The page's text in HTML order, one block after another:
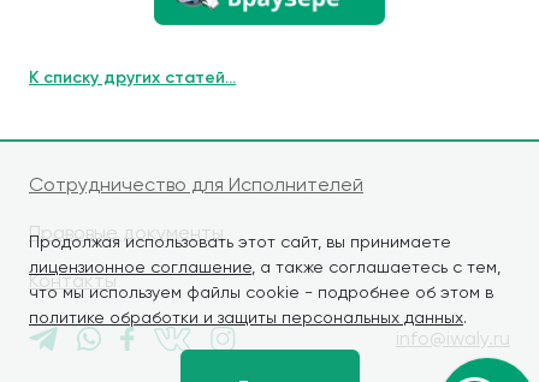
Продолжая использовать этот сайт, вы принимаете
лицензионное соглашение , а также соглашаетесь с тем,
что мы используем файлы cookie - подробнее об этом в
политике обработки и защиты персональных данных.
К списку других статей...
Сотрудничество для Исполнителей
Правовые документы
Контакты
info@iwaly.ru